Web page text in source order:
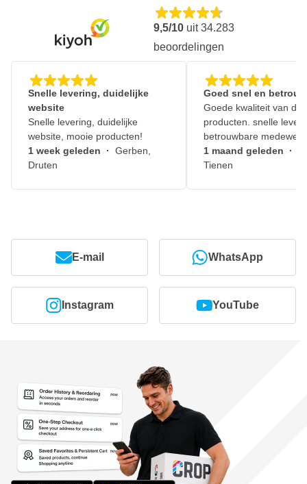
9,5/10 uit34.283
beoordelingen
Snelle levering, duidelijke
website
Snelle levering, duidelijke
website, mooie producten!
1 week geleden · Gerben,
Druten
Goed snel en
Goede kwaliteit van de
producten. snelle
betrouwbare
1 maand geleden ·
Tienen
E-mail WhatsApp
Instagram YouTube